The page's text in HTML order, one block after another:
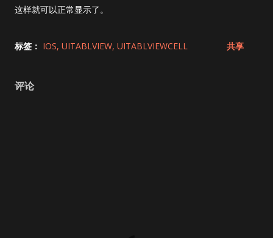
这样就可以正常显示了。
标签： IOS UITABLVIEW UITABLVIEWCELL 共享
评论